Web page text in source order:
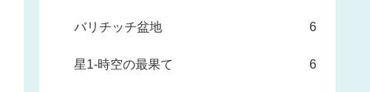
バリチッチ盆地 6
星1-時空の最果て 6